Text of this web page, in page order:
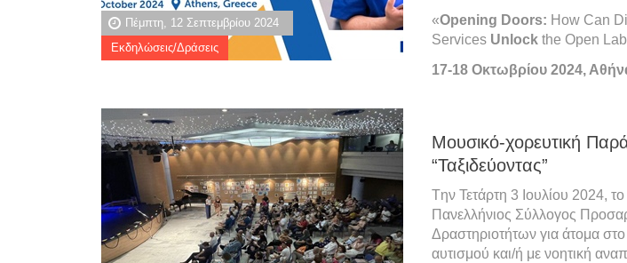
Πέμπτη, 12 Σεπτεμβρίου 2024
Εκδηλώσεις/Δράσεις
«Opening Doors: How Can
Services Unlock the Open
17-18 Οκτωβρίου 2024,
Μουσικό-χορευτική
“Ταξιδεύοντας”
Tην Τετάρτη 3 Ιουλίου 2024, το
Πανελλήνιος Σύλλογος
Δραστηριοτήτων για άτομα
αυτισμού και/ή με νοητική